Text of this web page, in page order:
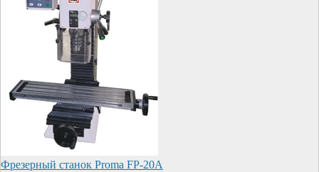
Фрезерный станок Proma FP-20A